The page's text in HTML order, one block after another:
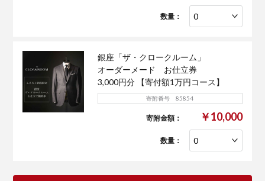
数量：
銀座「ザ・クロークルーム」
オーダーメード お仕立券
3,000円分 【寄付額1万円コース】
寄附番号 85854
寄附金額： ￥10,000
数量：